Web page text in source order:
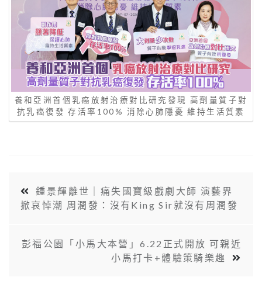
養和亞洲首個乳癌放射治療對比研究發現 高劑量質子對
抗乳癌復發 存活率100% 消除心肺隱憂 維持生活質素
鍾景輝離世｜痛失國寶級戲劇大師 演藝界
掀哀悼潮 周潤發：沒有King Sir就沒有周潤發
彭福公園「小馬大本營」6.22正式開放 可親近
小馬打卡+體驗策騎樂趣